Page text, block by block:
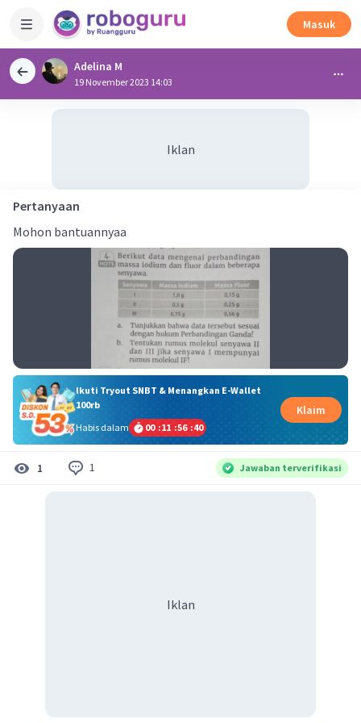
Masuk
Adelina M
19 November 2023 14:03
Iklan
Pertanyaan
Mohon bantuannyaa
Ikuti Tryout SNBT & Menangkan E-Wallet
100rb
Habis dalam
00 :11 :56 :39
Klaim
1 1 Jawaban terverifikasi
Iklan